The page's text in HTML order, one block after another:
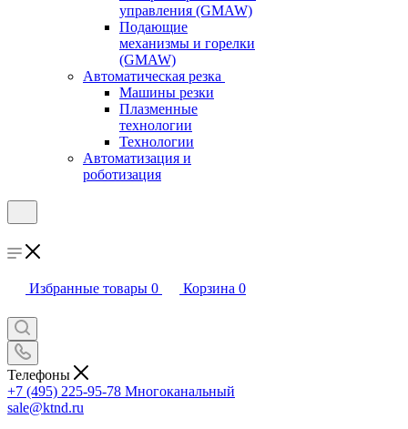
управления (GMAW)
Подающие
механизмы и горелки
(GMAW)
Автоматическая резка
Машины резки
Плазменные
технологии
Технологии
Автоматизация и
роботизация
Избранные товары 0 Корзина 0
Телефоны
+7 (495) 225-95-78 Многоканальный
sale@ktnd.ru